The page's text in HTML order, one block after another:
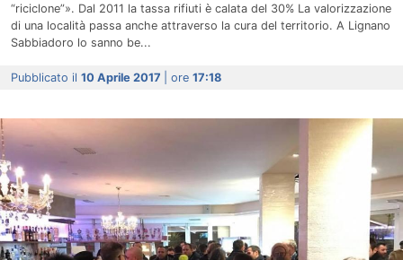
“riciclone”». Dal 2011 la tassa rifiuti è calata del 30% La valorizzazione
di una località passa anche attraverso la cura del territorio. A Lignano
Sabbiadoro lo sanno be...
Pubblicato il 10 Aprile 2017 | ore 17:18